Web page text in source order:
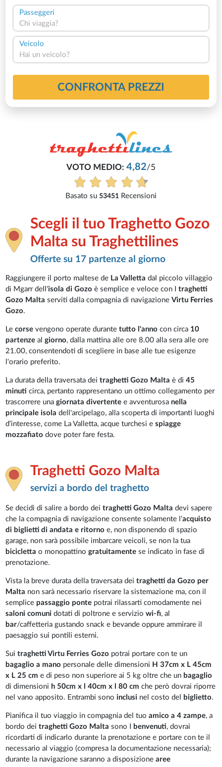
Passeggeri
Chi viaggia?
Veicolo
Hai un veicolo?
CONFRONTA PREZZI
VOTO MEDIO:4,82/5
Basato su53451Recensioni
Scegli il tuo Traghetto Gozo
Malta su Traghettilines
Offerte su 17 partenze al giorno
Raggiungere il porto maltese de La Valletta dal piccolo villaggio
di Mgarr dell'isola di Gozo è semplice e veloce con Itraghetti
Gozo Malta serviti dalla compagnia di navigazioneVirtu Ferries
Gozo.
Lecorsevengono operate durantetutto l'anno con circa 10
partenze algiorno, dalla mattina alle ore 8.00 alla sera alle ore
21.00, consentendoti di scegliere in base alle tue esigenze
l'orario preferito.
La durata della traversata deitraghetti Gozo Malta è di45
minuti circa, pertanto rappresentano un ottimo collegamento per
trascorrere unagiornata divertente e avventurosa nella
principale isola dell'arcipelago, alla scoperta di importanti luoghi
d'interesse, come La Valletta, acque turchesi espiagge
mozzafiato dove poter fare festa.
Traghetti Gozo Malta
servizi a bordo del traghetto
Se decidi di salire a bordo deitraghetti Gozo Malta devi sapere
che la compagnia di navigazione consente solamente l'acquisto
di biglietti di andata e ritorno e, non disponendo di spazio
garage, non sarà possibile imbarcare veicoli, se non la tua
biciclettao monopattinogratuitamentese indicato in fase di
prenotazione.
Vista la breve durata della traversata deitraghetti da Gozo per
Malta non sarà necessario riservare la sistemazione ma, con il
semplice passaggio ponte potrai rilassarti comodamente nei
saloni comuni dotati di poltrone e serviziowi-fi, al
bar/caffetteria gustando snack e bevande oppure ammirare il
paesaggio sui pontili esterni.
Suitraghetti Virtu Ferries Gozo potrai portare con te un
bagaglio a mano personale delle dimensioni H 37cm x L 45cm
x L 25 cm e di peso non superiore ai 5 kg oltre che un bagaglio
di dimensioni h 50cm x l 40cm x l 80 cm che però dovrai riporre
nel vano apposito. Entrambi sonoinclusi nel costo del biglietto.
Pianifica il tuo viaggio in compagnia del tuoamico a 4 zampe, a
bordo deitraghetti Gozo Malta sono I benvenuti, dovrai
ricordarti di indicarlo durante la prenotazione e portare con te il
necessario al viaggio (compresa la documentazione necessaria);
durante la navigazione saranno a disposizionearee